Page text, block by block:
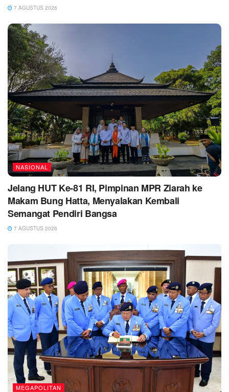
7 AGUSTUS 2026
NASIONAL
Jelang HUT Ke-81 RI, Pimpinan MPR Ziarah ke
Makam Bung Hatta, Menyalakan Kembali
Semangat Pendiri Bangsa
7 AGUSTUS 2026
MEGAPOLITAN